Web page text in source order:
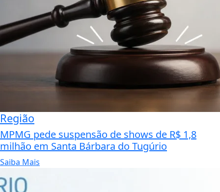
Região
MPMG pede suspensão de shows de R$ 1,8
milhão em Santa Bárbara do Tugúrio
Saiba Mais